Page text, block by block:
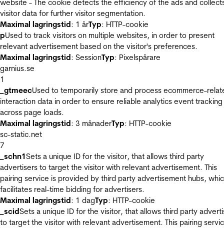
website - The cookie detects the efficiency of the ads and
visitor data for further visitor segmentation.
Maximal lagringstid: 1 årTyp: HTTP-cookie
pUsed to track visitors on multiple websites, in order to present
relevant advertisement based on the visitor's preferences.
Maximal lagringstid: SessionTyp: Pixelspårare
garnius.se
1
_gtmeecUsed to temporarily store and process ecommerce-
interaction data in order to ensure reliable analytics event tracking
across page loads.
Maximal lagringstid: 3 månaderTyp: HTTP-cookie
sc-static.net
7
_schn1Sets a unique ID for the visitor, that allows third party
advertisers to target the visitor with relevant advertisement. This
pairing service is provided by third party advertisement hubs,
facilitates real-time bidding for advertisers.
Maximal lagringstid: 1 dagTyp: HTTP-cookie
_scidSets a unique ID for the visitor, that allows third party
to target the visitor with relevant advertisement. This pairing